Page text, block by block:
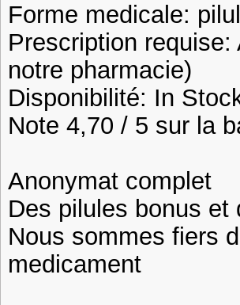
Forme medicale:
Prescription
notre pharmacie)
Disponibilité: In
Note 4,70 / 5 sur la
Anonymat complet
Des pilules bonus et
Nous sommes fiers
medicament